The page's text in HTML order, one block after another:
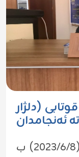
(دلژار
ئەنجامدان
ڕۆژا پێنجشەمبی ڕێککەفتی (٢٠٢٣/٦/٨) ب